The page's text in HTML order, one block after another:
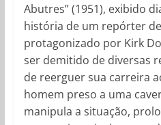
Abutres” (1951), exibido
história de um repórter
protagonizado por Kirk
ser demitido de diversas
de reerguer sua carreira
homem preso a uma
manipula a situação,